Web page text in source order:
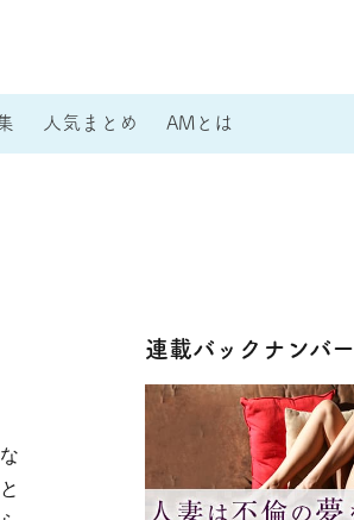
人気まとめ AMとは
連載バックナンバー